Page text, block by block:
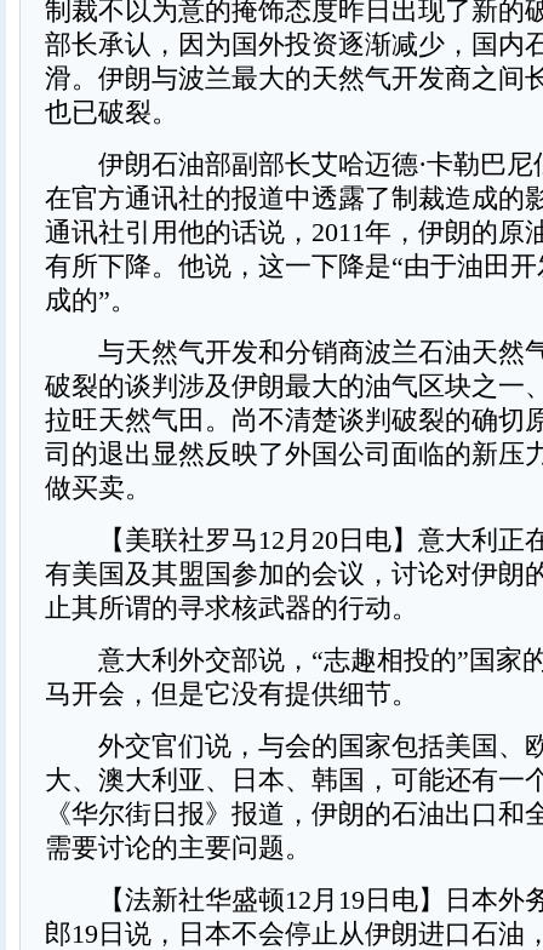
制裁不以为意的掩饰态度昨日出现了新的
部长承认，因为国外投资逐渐减少，国内
滑。伊朗与波兰最大的天然气开发商之间
也已破裂。
伊朗石油部副部长艾哈迈德·卡勒巴尼
在官方通讯社的报道中透露了制裁造成的
通讯社引用他的话说，2011年，伊朗的原
有所下降。他说，这一下降是“由于油田
成的”。
与天然气开发和分销商波兰石油天然
破裂的谈判涉及伊朗最大的油气区块之一
拉旺天然气田。尚不清楚谈判破裂的确切
司的退出显然反映了外国公司面临的新压
做买卖。
【美联社罗马12月20日电】意大利正
有美国及其盟国参加的会议，讨论对伊朗
止其所谓的寻求核武器的行动。
意大利外交部说，“志趣相投的”国家
马开会，但是它没有提供细节。
外交官们说，与会的国家包括美国、
大、澳大利亚、日本、韩国，可能还有一
《华尔街日报》报道，伊朗的石油出口和
需要讨论的主要问题。
【法新社华盛顿12月19日电】日本外
郎19日说，日本不会停止从伊朗进口石油